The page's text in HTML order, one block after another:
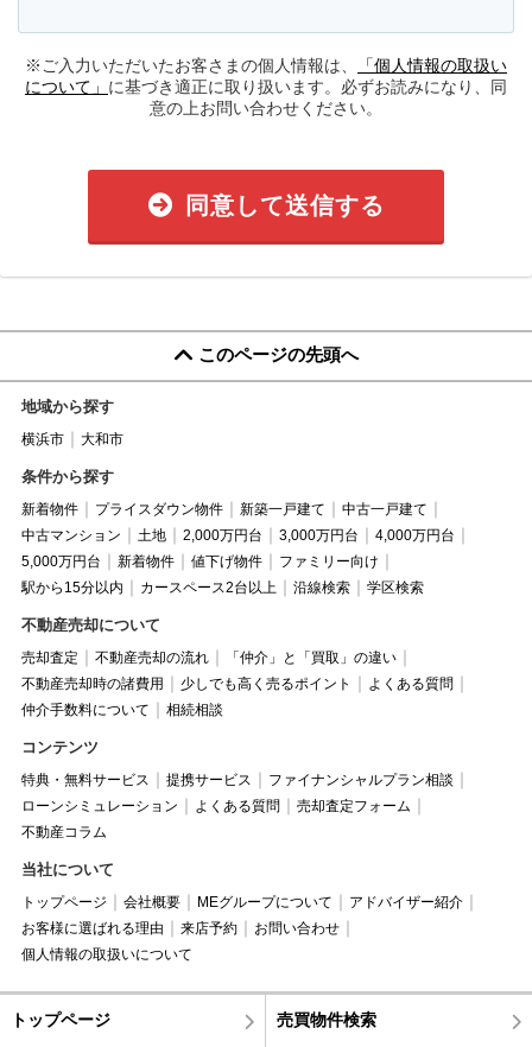
※ご入力いただいたお客さまの個人情報は、
「個人情報の取扱い
について」 に基づき適正に取り扱います。必ずお読みになり、同
意の上お問い合わせください。
同意して送信する
このページの先頭へ
地域から探す
横浜市 大和市
条件から探す
新着物件 プライスダウン物件 新築一戸建て
中古一戸建て
中古マンション
土地 2,000万円台 3,000万円台
4,000万円台
5,000万円台
新着物件 値下げ物件
ファミリー向け
駅から15分以内
カースペース2台以上 沿線検索 学区検索
不動産売却について
売却査定 不動産売却の流れ
「仲介」と「買取」の違い
不動産売却時の諸費用
少しでも高く売るポイント
よくある質問
仲介手数料について
相続相談
コンテンツ
特典・無料サービス 提携サービス
ファイナンシャルプラン相談
ローンシミュレーション
よくある質問
売却査定フォーム
不動産コラム
当社について
トップページ 会社概要 MEグループについて
アドバイザー紹介
お客様に選ばれる理由
来店予約
お問い合わせ
個人情報の取扱いについて
トップページ 売買物件検索